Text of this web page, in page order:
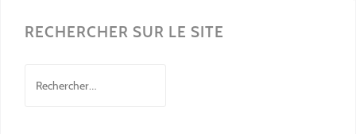
RECHERCHER SUR LE SITE